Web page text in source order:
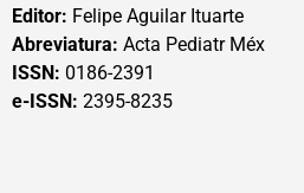
Editor: Felipe Aguilar Ituarte
Abreviatura: Acta Pediatr Méx
ISSN: 0186-2391
e-ISSN: 2395-8235